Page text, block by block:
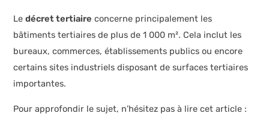
Ledécret tertiaire concerne principalement les
bâtiments tertiaires de plus de 1 000 m². Cela inclut les
bureaux, commerces, établissements publics ou encore
certains sites industriels disposant de surfaces tertiaires
importantes.
Pour approfondir le sujet, n’hésitez pas à lire cet article :